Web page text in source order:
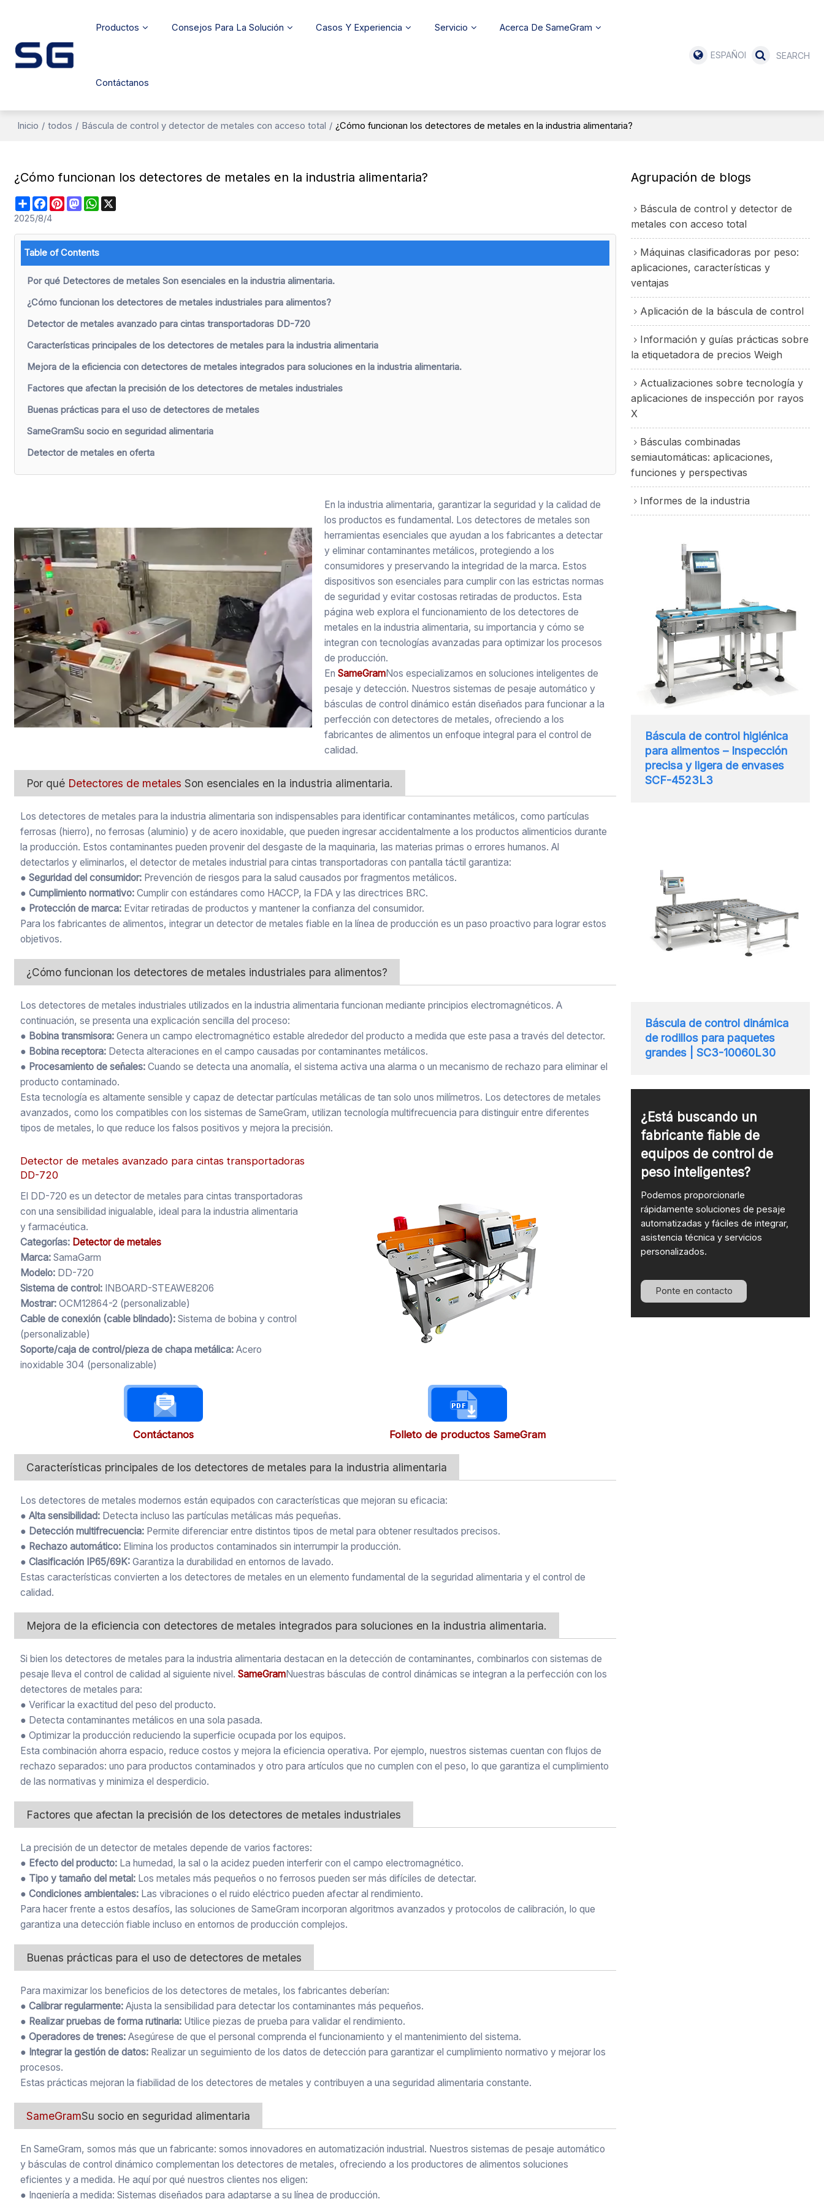
Productos Consejos Para La Solución Casos Y Experiencia Servicio Acerca De SameGram
Contáctanos
ESPAÑOL
Inicio / todos / Báscula de control y detector de metales con acceso total / ¿Cómo funcionan los detectores de metales en la industria alimentaria?
¿Cómo funcionan los detectores de metales en la industria alimentaria?
ShareFacebook
PinterestMastodonWhatsApp
2025/8/4
Table of Contents
Por qué Detectores de metales Son esenciales en la industria alimentaria.
¿Cómo funcionan los detectores de metales industriales para alimentos?
Detector de metales avanzado para cintas transportadoras DD-720
Características principales de los detectores de metales para la industria alimentaria
Mejora de la eficiencia con detectores de metales integrados para soluciones en la industria alimentaria.
Factores que afectan la precisión de los detectores de metales industriales
Buenas prácticas para el uso de detectores de metales
SameGramSu socio en seguridad alimentaria
Detector de metales en oferta
En la industria alimentaria, garantizar la seguridad y la calidad de
los productos es fundamental. Los detectores de metales son
herramientas esenciales que ayudan a los fabricantes a detectar
y eliminar contaminantes metálicos, protegiendo a los
consumidores y preservando la integridad de la marca. Estos
dispositivos son esenciales para cumplir con las estrictas normas
de seguridad y evitar costosas retiradas de productos. Esta
página web explora el funcionamiento de los detectores de
metales en la industria alimentaria, su importancia y cómo se
integran con tecnologías avanzadas para optimizar los procesos
de producción.
EnSameGramNos especializamos en soluciones inteligentes de
pesaje y detección. Nuestros sistemas de pesaje automático y
básculas de control dinámico están diseñados para funcionar a la
perfección con detectores de metales, ofreciendo a los
fabricantes de alimentos un enfoque integral para el control de
calidad.
Por qué Detectores de metales Son esenciales en la industria alimentaria.
Los detectores de metales para la industria alimentaria son indispensables para identificar contaminantes metálicos, como partículas
ferrosas (hierro), no ferrosas (aluminio) y de acero inoxidable, que pueden ingresar accidentalmente a los productos alimenticios durante
la producción. Estos contaminantes pueden provenir del desgaste de la maquinaria, las materias primas o errores humanos. Al
detectarlos y eliminarlos, el detector de metales industrial para cintas transportadoras con pantalla táctil garantiza:
● Seguridad del consumidor: Prevención de riesgos para la salud causados por fragmentos metálicos.
● Cumplimiento normativo: Cumplir con estándares como HACCP, la FDA y las directrices BRC.
● Protección de marca: Evitar retiradas de productos y mantener la confianza del consumidor.
Para los fabricantes de alimentos, integrar un detector de metales fiable en la línea de producción es un paso proactivo para lograr estos
objetivos.
¿Cómo funcionan los detectores de metales industriales para alimentos?
Los detectores de metales industriales utilizados en la industria alimentaria funcionan mediante principios electromagnéticos. A
continuación, se presenta una explicación sencilla del proceso:
● Bobina transmisora: Genera un campo electromagnético estable alrededor del producto a medida que este pasa a través del detector.
● Bobina receptora: Detecta alteraciones en el campo causadas por contaminantes metálicos.
● Procesamiento de señales: Cuando se detecta una anomalía, el sistema activa una alarma o un mecanismo de rechazo para eliminar el
producto contaminado.
Esta tecnología es altamente sensible y capaz de detectar partículas metálicas de tan solo unos milímetros. Los detectores de metales
avanzados, como los compatibles con los sistemas de SameGram, utilizan tecnología multifrecuencia para distinguir entre diferentes
tipos de metales, lo que reduce los falsos positivos y mejora la precisión.
Detector de metales avanzado para cintas transportadoras
DD-720
El DD-720 es un detector de metales para cintas transportadoras
con una sensibilidad inigualable, ideal para la industria alimentaria
y farmacéutica.
Categorías: Detector de metales
Marca: SamaGarm
Modelo: DD-720
Sistema de control: INBOARD-STEAWE8206
Mostrar: OCM12864-2 (personalizable)
Cable de conexión (cable blindado): Sistema de bobina y control
(personalizable)
Soporte/caja de control/pieza de chapa metálica: Acero
inoxidable 304 (personalizable)
Contáctanos Folleto de productos SameGram
Características principales de los detectores de metales para la industria alimentaria
Los detectores de metales modernos están equipados con características que mejoran su eficacia:
● Alta sensibilidad: Detecta incluso las partículas metálicas más pequeñas.
● Detección multifrecuencia: Permite diferenciar entre distintos tipos de metal para obtener resultados precisos.
● Rechazo automático: Elimina los productos contaminados sin interrumpir la producción.
● Clasificación IP65/69K:Garantiza la durabilidad en entornos de lavado.
Estas características convierten a los detectores de metales en un elemento fundamental de la seguridad alimentaria y el control de
calidad.
Mejora de la eficiencia con detectores de metales integrados para soluciones en la industria alimentaria.
Si bien los detectores de metales para la industria alimentaria destacan en la detección de contaminantes, combinarlos con sistemas de
pesaje lleva el control de calidad al siguiente nivel.SameGramNuestras básculas de control dinámicas se integran a la perfección con los
detectores de metales para:
● Verificar la exactitud del peso del producto.
● Detecta contaminantes metálicos en una sola pasada.
● Optimizar la producción reduciendo la superficie ocupada por los equipos.
Esta combinación ahorra espacio, reduce costos y mejora la eficiencia operativa. Por ejemplo, nuestros sistemas cuentan con flujos de
rechazo separados: uno para productos contaminados y otro para artículos que no cumplen con el peso, lo que garantiza el cumplimiento
de las normativas y minimiza el desperdicio.
Factores que afectan la precisión de los detectores de metales industriales
La precisión de un detector de metales depende de varios factores:
● Efecto del producto: La humedad, la sal o la acidez pueden interferir con el campo electromagnético.
● Tipo y tamaño del metal: Los metales más pequeños o no ferrosos pueden ser más difíciles de detectar.
● Condiciones ambientales: Las vibraciones o el ruido eléctrico pueden afectar al rendimiento.
Para hacer frente a estos desafíos, las soluciones de SameGram incorporan algoritmos avanzados y protocolos de calibración, lo que
garantiza una detección fiable incluso en entornos de producción complejos.
Buenas prácticas para el uso de detectores de metales
Para maximizar los beneficios de los detectores de metales, los fabricantes deberían:
● Calibrar regularmente: Ajusta la sensibilidad para detectar los contaminantes más pequeños.
● Realizar pruebas de forma rutinaria: Utilice piezas de prueba para validar el rendimiento.
● Operadores de trenes: Asegúrese de que el personal comprenda el funcionamiento y el mantenimiento del sistema.
● Integrar la gestión de datos: Realizar un seguimiento de los datos de detección para garantizar el cumplimiento normativo y mejorar los
procesos.
Estas prácticas mejoran la fiabilidad de los detectores de metales y contribuyen a una seguridad alimentaria constante.
SameGramSu socio en seguridad alimentaria
En SameGram, somos más que un fabricante: somos innovadores en automatización industrial. Nuestros sistemas de pesaje automático
y básculas de control dinámico complementan los detectores de metales, ofreciendo a los productores de alimentos soluciones
eficientes y a medida. He aquí por qué nuestros clientes nos eligen:
● Ingeniería a medida: Sistemas diseñados para adaptarse a su línea de producción.
Agrupación de blogs
Báscula de control y detector de
metales con acceso total
Máquinas clasificadoras por peso:
aplicaciones, características y
ventajas
Aplicación de la báscula de control
Información y guías prácticas sobre
la etiquetadora de precios Weigh
Actualizaciones sobre tecnología y
aplicaciones de inspección por rayos
X
Básculas combinadas
semiautomáticas: aplicaciones,
funciones y perspectivas
Informes de la industria
Báscula de control higiénica
para alimentos – Inspección
precisa y ligera de envases
SCF-4523L3
Báscula de control dinámica
de rodillos para paquetes
grandes | SC3-10060L30
¿Está buscando un
fabricante fiable de
equipos de control de
peso inteligentes?
Podemos proporcionarle
rápidamente soluciones de pesaje
automatizadas y fáciles de integrar,
asistencia técnica y servicios
personalizados.
Ponte en contacto